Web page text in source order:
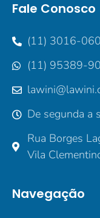
Fale Conosco
(11) 3016-
(11) 95389-
De segunda a
Rua Borges
Vila
Navegação